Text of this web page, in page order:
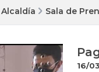
Sala de
16/